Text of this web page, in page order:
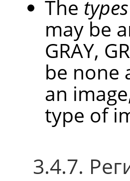
The types
may be
GRAY,
be none
an
type of
3.4.7.